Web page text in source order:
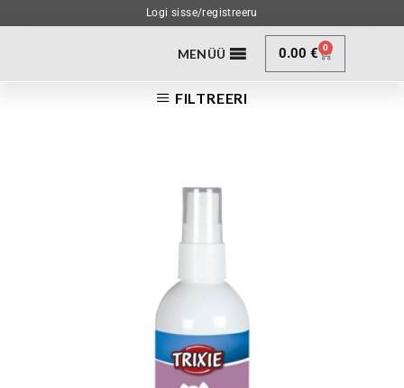
Logi sisse/registreeru
MENÜÜ 0.00€ 0
FILTREERI